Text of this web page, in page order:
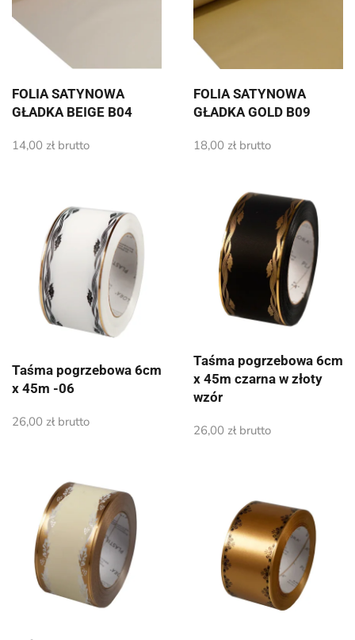
FOLIA SATYNOWA
GŁADKA BEIGE B04
14,00 złbrutto
FOLIA SATYNOWA
GŁADKA GOLD B09
18,00 złbrutto
Taśma pogrzebowa 6cm
x 45m -06
26,00 złbrutto
Taśma pogrzebowa 6cm
x 45m czarna w złoty
wzór
26,00 złbrutto